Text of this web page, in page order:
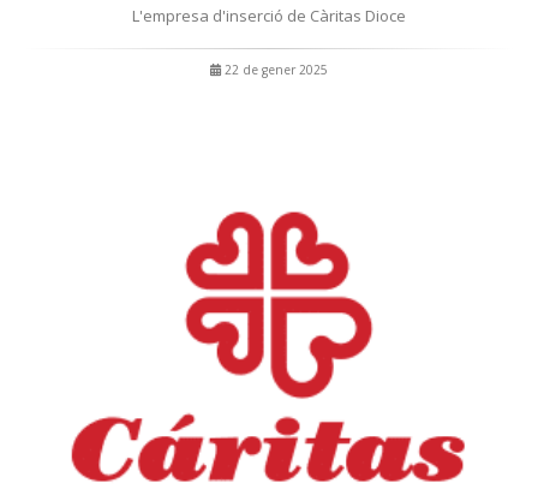
L'empresa d'inserció de Càritas Dioce
22 de gener 2025